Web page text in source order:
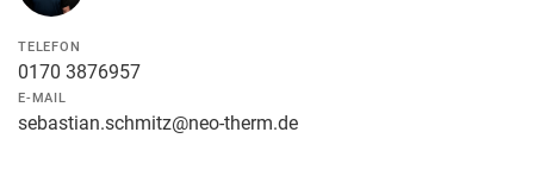
TELEFON
0170 3876957
E-MAIL
sebastian.schmitz@neo-therm.de